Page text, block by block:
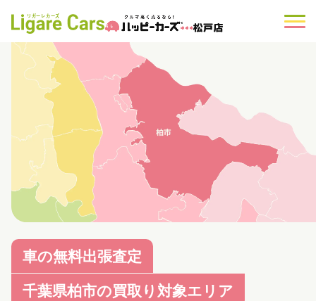
車の無料出張査定
千葉県柏市の買取り対象エリア